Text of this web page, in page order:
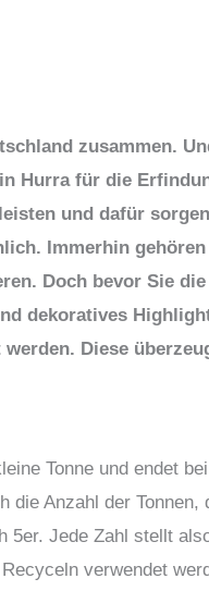
zusammen.
Hurra für die
und dafür
Immerhin
Doch bevor Sie
dekoratives
Diese
Tonne und endet
die Anzahl der Tonnen,
5er. Jede Zahl stellt
verwendet